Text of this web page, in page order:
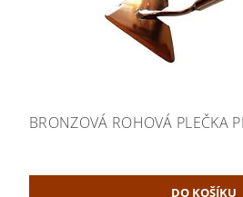
BRONZOVÁ ROHOVÁ PLEČKA